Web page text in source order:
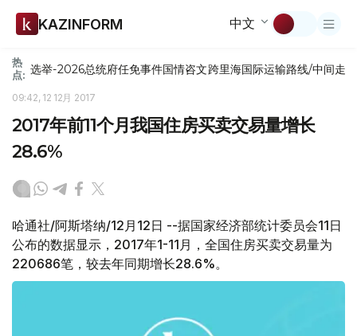
KAZINFORM 中文
热
点: 选举-2026总统府任免事件国情咨文跨里海国际运输路线/中间走廊
09:42, 12 12月 2017
2017年前11个月我国住房买卖交易量增长
28.6%
哈通社/阿斯塔纳/12月12日 --据国家经济部统计委员会11日
公布的数据显示，2017年1-11月，全国住房买卖交易量为
220686笔，较去年同期增长28.6%。